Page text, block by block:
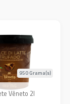
Vêneto 2l
950 Grama(s)